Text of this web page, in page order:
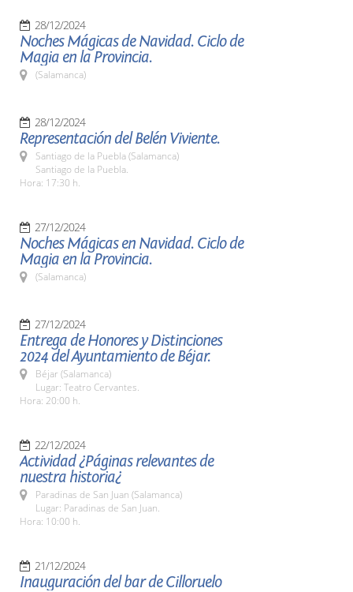
28/12/2024
Noches Mágicas de Navidad. Ciclo de
Magia en la Provincia.
(Salamanca)
28/12/2024
Representación del Belén Viviente.
Santiago de la Puebla (Salamanca)
Santiago de la Puebla.
Hora: 17:30 h.
27/12/2024
Noches Mágicas en Navidad. Ciclo de
Magia en la Provincia.
(Salamanca)
27/12/2024
Entrega de Honores y Distinciones
2024 del Ayuntamiento de Béjar.
Béjar (Salamanca)
Lugar: Teatro Cervantes.
Hora: 20:00 h.
22/12/2024
Actividad ¿Páginas relevantes de
nuestra historia¿
Paradinas de San Juan (Salamanca)
Lugar: Paradinas de San Juan.
Hora: 10:00 h.
21/12/2024
Inauguración del bar de Cilloruelo